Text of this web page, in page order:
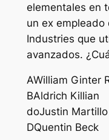
elementales en
un ex
Industries que
avanzados.
AWilliam Ginter
BAldrich Killian
doJustin Martillo
DQuentin Beck